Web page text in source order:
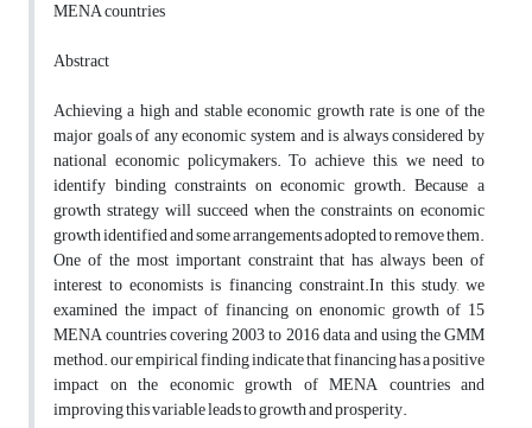
MENA countries
Abstract
Achieving a high and stable economic growth rate is one of the
major goals of any economic system and is always considered by
national economic policymakers. To achieve this, we need to
identify binding constraints on economic growth. Because a
growth strategy will succeed when the constraints on economic
growth identified and some arrangements adopted to remove them.
One of the most important constraint that has always been of
interest to economists is financing constraint.In this study, we
examined the impact of financing on enonomic growth of 15
MENA countries covering 2003 to 2016 data and using the GMM
method. our empirical finding indicate that financing has a positive
impact on the economic growth of MENA countries and
improving this variable leads to growth and prosperity.